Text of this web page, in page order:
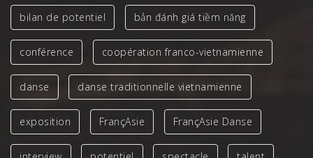
bilan de potentiel bản đánh giá tiềm năng
conférence coopération franco-vietnamienne
danse danse traditionnelle vietnamienne
exposition FrançAsie FrançAsie Danse